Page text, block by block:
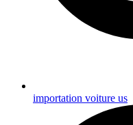
importation voiture us